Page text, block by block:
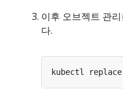
이후 오브젝트 관
다.